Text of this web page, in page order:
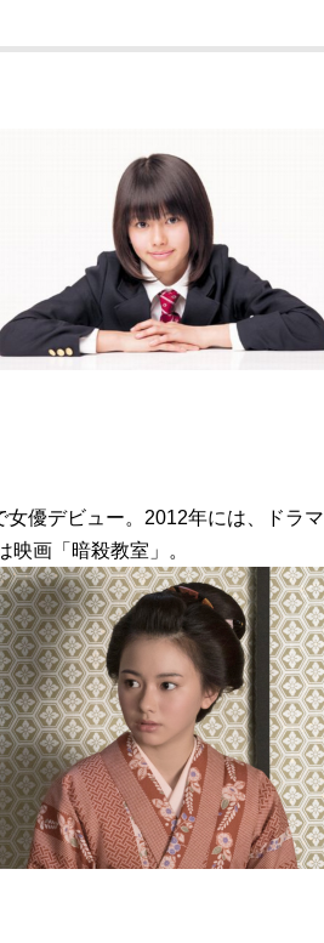
優デビュー。2012年には、ドラマ
映画「暗殺教室」。